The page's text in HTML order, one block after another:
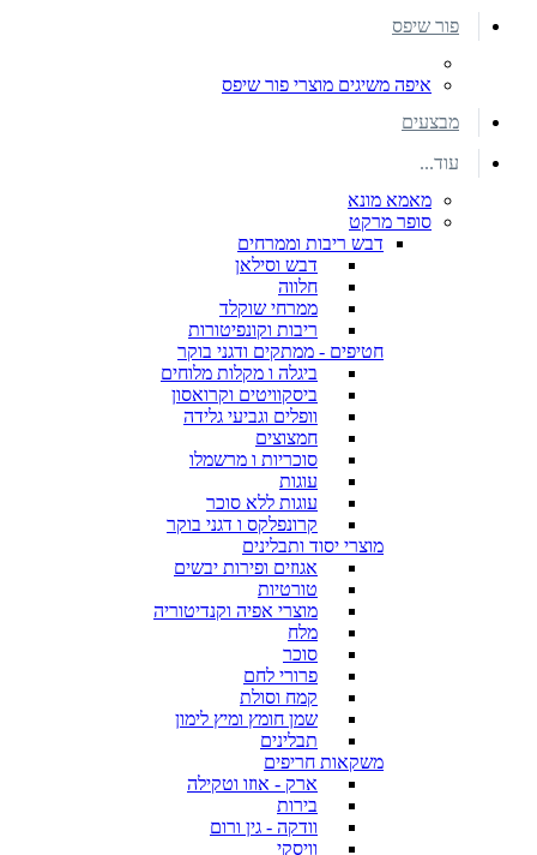
פור שיפס
איפה משיגים מוצרי פור שיפס
מבצעים
עוד...
מאמא מונא
סופר מרקט
דבש ריבות וממרחים
דבש וסילאן
חלווה
ממרחי שוקלד
ריבות וקונפיטורות
חטיפים - ממתקים ודגני בוקר
ביגלה ו מקלות מלוחים
ביסקוויטים וקרואסון
וופלים וגביעי גלידה
חמצוצים
סוכריות ו מרשמלו
עוגות
עוגות ללא סוכר
קרונפלקס ו דגני בוקר
מוצרי יסוד ותבלינים
אגוזים ופירות יבשים
טורטיות
מוצרי אפיה וקנדיטוריה
מלח
סוכר
פרורי לחם
קמח וסולת
שמן חומץ ומיץ לימון
תבלינים
משקאות חריפים
ארק - אוזו וטקילה
בירות
וודקה - גין ורום
וויסקי